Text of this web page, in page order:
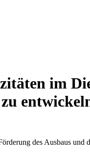
im
des Ausbaus und